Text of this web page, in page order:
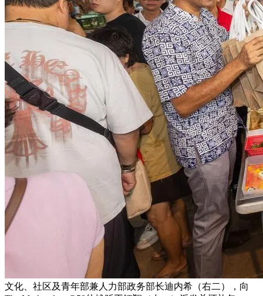
文化、社区及青年部兼人力部政务部长迪内希（右二），向